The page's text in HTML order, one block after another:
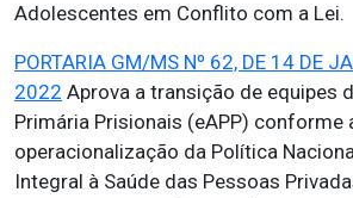
Adolescentes em Conflito com a Lei.
PORTARIA GM/MS Nº 62, DE 14 DE
2022 Aprova a transição de equipes
Primária Prisionais (eAPP) conforme
operacionalização da Política
Integral à Saúde das Pessoas